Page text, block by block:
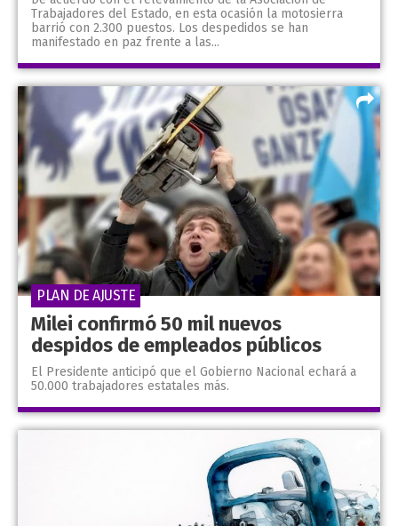
Trabajadores del Estado, en esta ocasión la motosierra
barrió con 2.300 puestos. Los despedidos se han
manifestado en paz frente a las...
Milei confirmó 50 mil nuevos
despidos de empleados públicos
El Presidente anticipó que el Gobierno Nacional echará a
50.000 trabajadores estatales más.
PLAN DE AJUSTE